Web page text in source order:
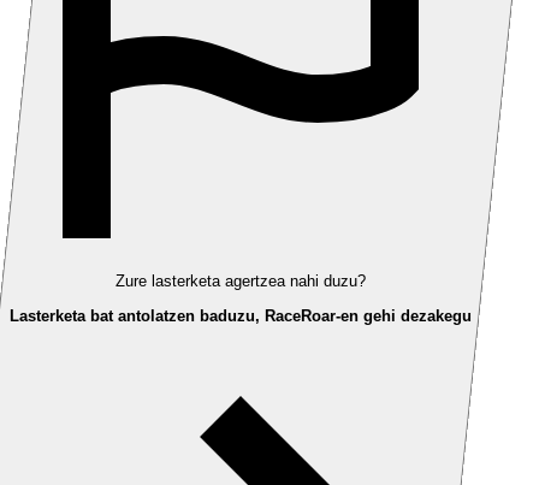
Zure lasterketa agertzea nahi duzu?
Lasterketa bat antolatzen baduzu, RaceRoar-en gehi dezakegu